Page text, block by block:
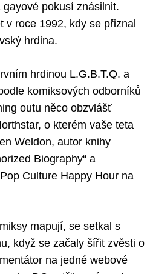
pokusí znásilnit.
v roce 1992, kdy se přiznal
hrdina.
hrdinou L.G.B.T.Q. a
komiksových odborníků
outu něco obzvlášť
o kterém vaše teta
Weldon, autor knihy
Biography“ a
Culture Happy Hour na
mapují, se setkal s
když se začaly šířit zvěsti o
na jedné webové